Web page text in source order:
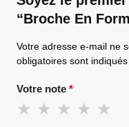
“Broche En
Votre adresse e-mail ne
obligatoires sont
Votre note *